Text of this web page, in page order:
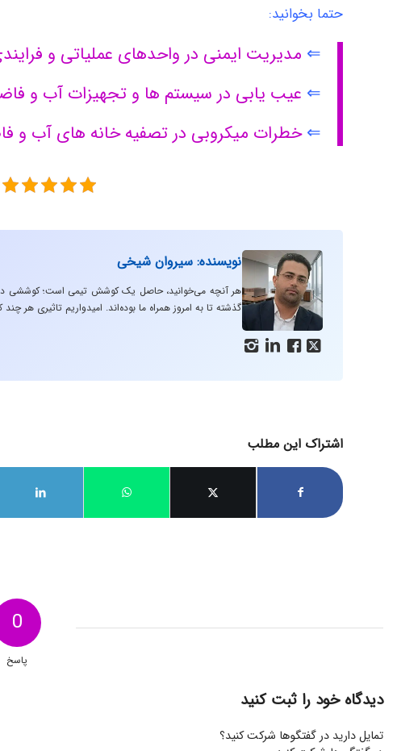
حتما بخوانید:
⇐ مدیریت ایمنی در واحدهای عملیاتی و
⇐ عیب یابی در سیستم ها و تجهیزات آب و
⇐ خطرات میکروبی در تصفیه خانه های آب و
   
نویسنده: سیروان شیخی
هر آنچه می‌خوانید، حاصل یک کوشش تیمی است؛ کوششی
گذشته تا به امروز همراه ما بوده‌اند. امیدواریم تاثیری
اشتراک این مطلب
0
پاسخ
دیدگاه خود را ثبت کنید
تمایل دارید در گفتگوها شرکت کنید؟